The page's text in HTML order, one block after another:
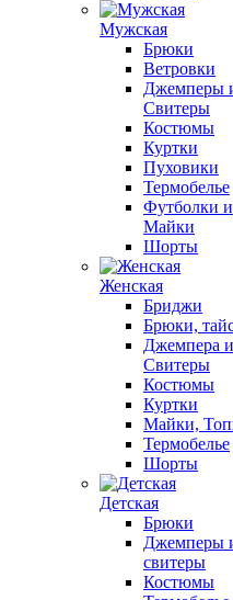
Мужская
Брюки
Ветровки
Джемперы
Свитеры
Костюмы
Куртки
Пуховики
Термобелье
Футболки и
Майки
Шорты
Женская
Бриджи
Брюки,
Джемпера и
Свитеры
Костюмы
Куртки
Майки,
Термобелье
Шорты
Детская
Брюки
Джемперы
свитеры
Костюмы